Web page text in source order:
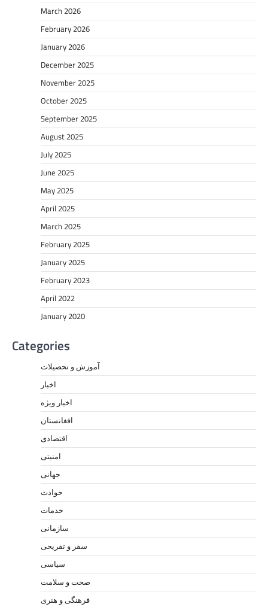
March 2026
February 2026
January 2026
December 2025
November 2025
October 2025
September 2025
August 2025
July 2025
June 2025
May 2025
April 2025
March 2025
February 2025
January 2025
February 2023
April 2022
January 2020
Categories
آموزش و تحصیلات
اخبار
اخبار ویژه
افغانستان
اقتصادی
امنیتی
جهانی
حوادث
خدمات
سازمانی
سفر و تفریحی
سیاسی
صحت و سلامت
فرهنگی و هنری